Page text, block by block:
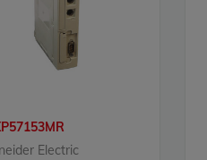
Electric